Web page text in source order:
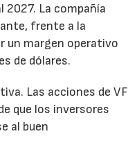
2027. La compañía
frente a la
un margen operativo
de dólares.
Las acciones de VF
que los inversores
al buen